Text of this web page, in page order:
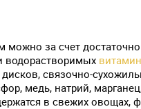
за счет
водорастворимых
связочно-
медь, натрий,
в свежих овощах,